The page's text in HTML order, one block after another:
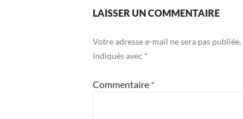
LAISSER UN COMMENTAIRE
Votre adresse e-mail ne sera pas publiée.
indiqués avec *
Commentaire *